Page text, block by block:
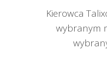
Kierowca
wybranym